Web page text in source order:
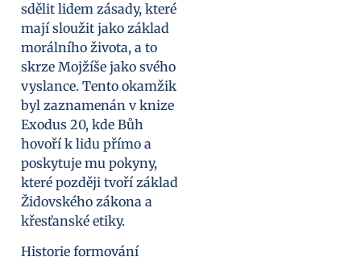
sdělit lidem zásady, které
mají sloužit jako základ
morálního života, a to
skrze Mojžíše jako svého
vyslance. Tento okamžik
byl zaznamenán v knize
Exodus 20, kde Bůh
hovoří k lidu přímo a
poskytuje mu pokyny,
které později tvoří základ
Židovského zákona a
křesťanské etiky.
Historie formování